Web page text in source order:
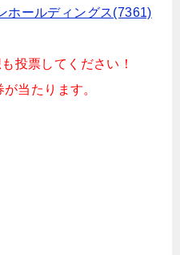
ホールディングス(7361)
投票してください！
当たります。